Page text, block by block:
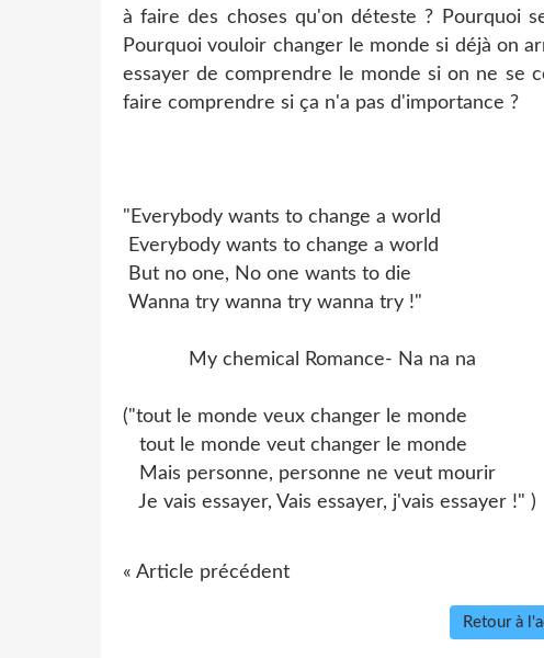
à faire des choses qu'on déteste ? Pourquoi
Pourquoi vouloir changer le monde si déjà on
essayer de comprendre le monde si on ne se
faire comprendre si ça n'a pas d'importance ?
"Everybody wants to change a world
Everybody wants to change a world
But no one, No one wants to die
Wanna try wanna try wanna try !"
My chemical Romance- Na na na
("tout le monde veux changer le monde
tout le monde veut changer le monde
Mais personne, personne ne veut mourir
Je vais essayer, Vais essayer, j'vais essayer !" )
« Article précédent
Retour à